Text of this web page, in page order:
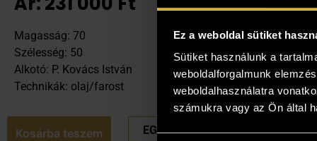
Ez a weboldal sütiket
Sütiket használunk a
weboldalforgalmunk
weboldalhasználatra
számukra vagy az Ön által
Magasság: 70
Szélesség: 50
Alkotó: P. Kovács István
Technikák: olaj/farost
Kosárba teszem EGYEDI ÁRAT KÉREK